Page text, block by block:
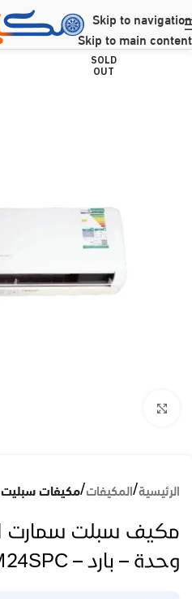
Skip to navigation
Skip to main content
SOLD
OUT
الرئيسية المكيفات مكيفات سبليت
وحدة – بارد – SEM24SPC